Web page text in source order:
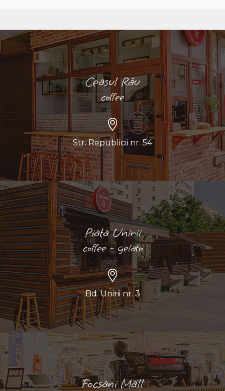
Ceasul Rău
coffee
Str. Republicii nr. 54
Piata Unirii
coffee - gelato
Bd. Unirii nr. 3
Focsani Mall